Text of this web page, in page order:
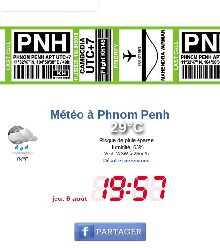
Météo à Phnom Penh
84°F
29°C
Risque de pluie éparse
Humidité: 63%
Vent: WSW à 23km/h
Détail et prévisions
jeu. 6 août